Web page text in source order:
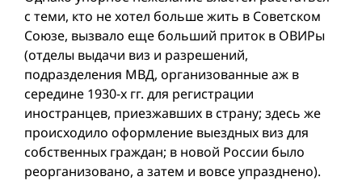
с теми, кто не хотел больше жить в Советском
Союзе, вызвало еще больший приток в ОВИРы
(отделы выдачи виз и разрешений,
подразделения МВД, организованные аж в
середине 1930-х гг. для регистрации
иностранцев, приезжавших в страну; здесь же
происходило оформление выездных виз для
собственных граждан; в новой России было
реорганизовано, а затем и вовсе упразднено).